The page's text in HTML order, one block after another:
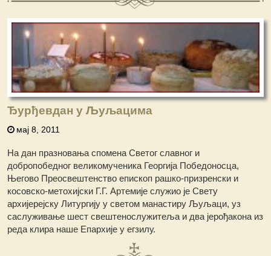
Ђурђевдан у Љуљацима
мај 8, 2011
На дан празновања спомена Светог славног и
добропобедног великомученика Георгија Победоносца,
Његово Преосвештенство епископ рашко-призренски и
косовско-метохијски Г.Г. Артемије служио је Свету
архијерејску Литургију у светом манастиру Љуљаци, уз
саслуживање шест свештенослужитеља и два јерођакона из
реда клира нaше Епархије у егзилу.